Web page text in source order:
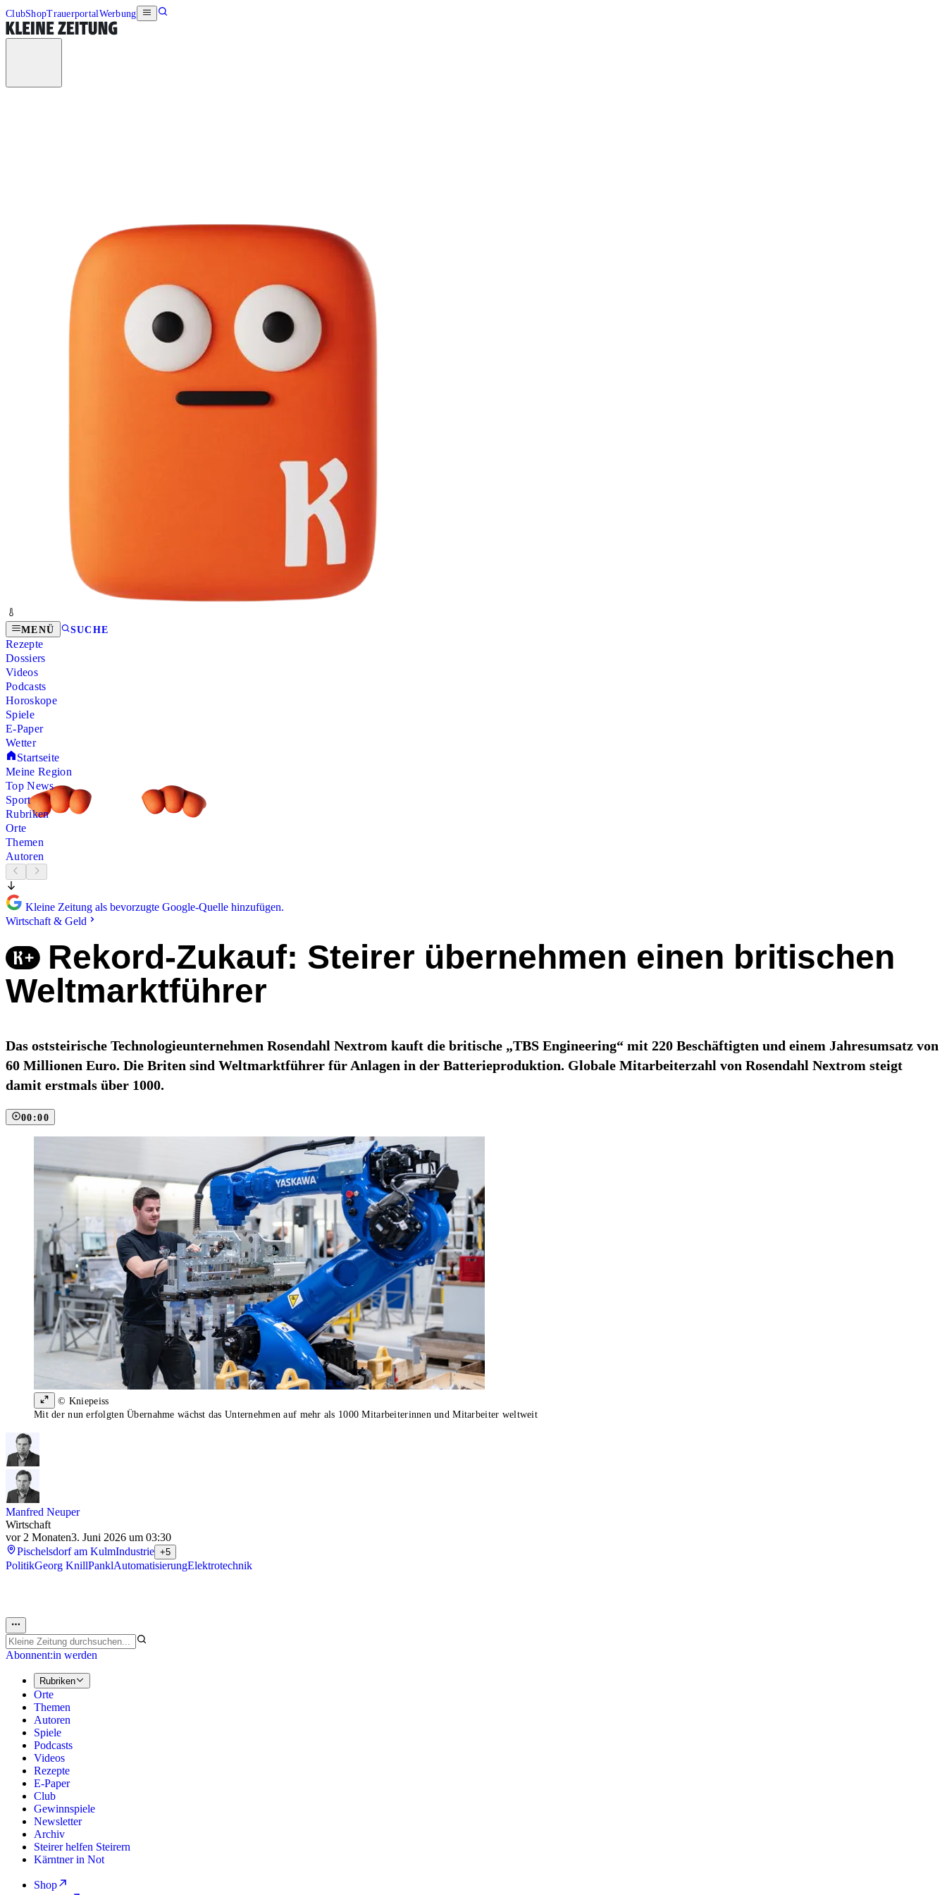
ClubShopTrauerportalWerbung
MENÜ SUCHE
Rezepte
Dossiers
Videos
Podcasts
Horoskope
Spiele
E-Paper
Wetter
Startseite
Meine Region
Top News
Sport
Rubriken
Orte
Themen
Autoren
Kleine Zeitung als bevorzugte Google-Quelle hinzufügen.
Wirtschaft & Geld
Rekord-Zukauf: Steirer übernehmen einen britischen
Weltmarktführer
Das oststeirische Technologieunternehmen Rosendahl Nextrom kauft die britische „TBS Engineering“ mit 220 Beschäftigten und einem Jahresumsatz von
60 Millionen Euro. Die Briten sind Weltmarktführer für Anlagen in der Batterieproduktion. Globale Mitarbeiterzahl von Rosendahl Nextrom steigt
damit erstmals über 1000.
00:00
© Kniepeiss
Mit der nun erfolgten Übernahme wächst das Unternehmen auf mehr als 1000 Mitarbeiterinnen und Mitarbeiter weltweit
Manfred Neuper
Wirtschaft
vor 2 Monaten3. Juni 2026 um 03:30
Pischelsdorf am KulmIndustrie +5
PolitikGeorg KnillPanklAutomatisierungElektrotechnik
Abonnent:in werden
Rubriken
Orte
Themen
Autoren
Spiele
Podcasts
Videos
Rezepte
E-Paper
Club
Gewinnspiele
Newsletter
Archiv
Steirer helfen Steirern
Kärntner in Not
Shop